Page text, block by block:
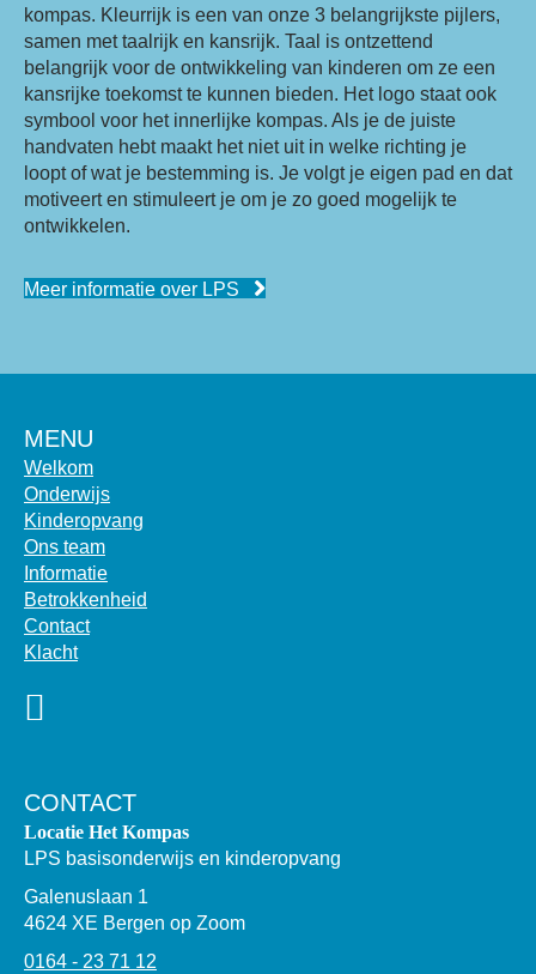
kompas. Kleurrijk is een van onze 3 belangrijkste pijlers,
samen met taalrijk en kansrijk. Taal is ontzettend
belangrijk voor de ontwikkeling van kinderen om ze een
kansrijke toekomst te kunnen bieden. Het logo staat ook
symbool voor het innerlijke kompas. Als je de juiste
handvaten hebt maakt het niet uit in welke richting je
loopt of wat je bestemming is. Je volgt je eigen pad en dat
motiveert en stimuleert je om je zo goed mogelijk te
ontwikkelen.
Meer informatie over LPS
MENU
Welkom
Onderwijs
Kinderopvang
Ons team
Informatie
Betrokkenheid
Contact
Klacht
CONTACT
Locatie Het Kompas
LPS basisonderwijs en kinderopvang
Galenuslaan 1
4624 XE Bergen op Zoom
0164 - 23 71 12